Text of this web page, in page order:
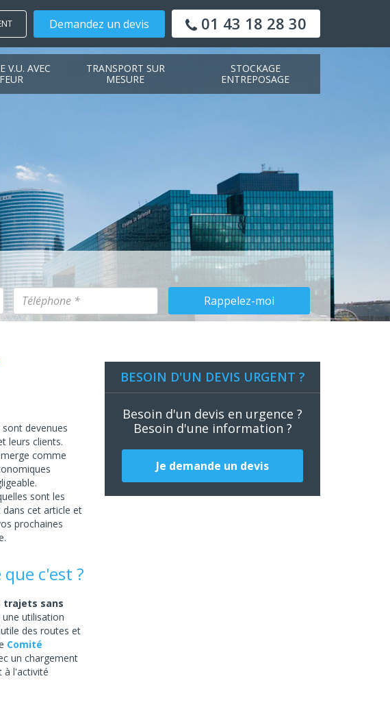
Demandez un devis 01 43 18 28 30
V.U. AVEC
TRANSPORT SUR
MESURE
STOCKAGE
ENTREPOSAGE
devenues
leurs clients.
comme
sont les
cet article et
prochaines
c'est ?
trajets sans
une utilisation
des routes et
Comité
un chargement
à l'activité
BESOIN D'UN DEVIS URGENT ?
Besoin d'un devis en urgence ?
Besoin d'une information ?
Je demande un devis
Rappelez-moi